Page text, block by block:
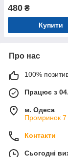
480 ₴
Купити
Про нас
100%
Працює з
м. Одеса
Промринок 7
Контакти
Сьогодні